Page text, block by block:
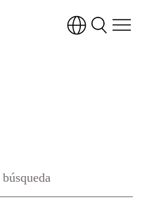
to clear